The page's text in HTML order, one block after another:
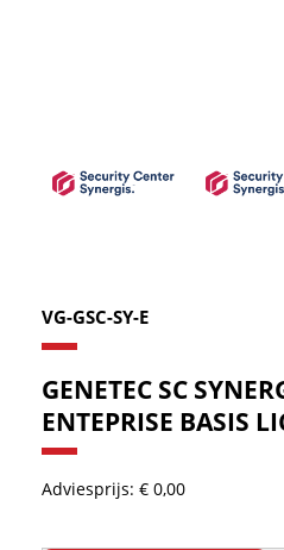
VG-GSC-SY-E
GENETEC SC
ENTEPRISE BASIS
Adviesprijs: € 0,00